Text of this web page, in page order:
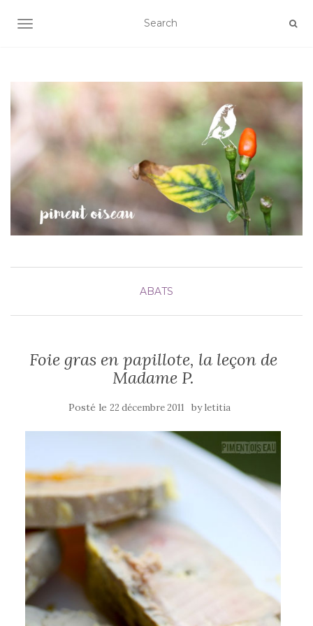
AFFICHER/MASQUER LA NAVIGATION
ABATS
Foie gras en papillote, la leçon de
Madame P.
Posté le 22 décembre 2011 byletitia